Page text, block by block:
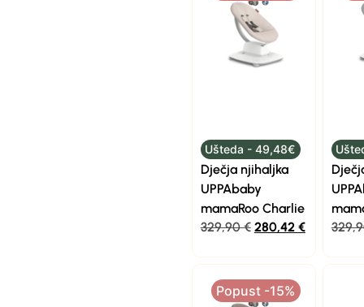
Ušteda - 49,48€
Dječja njihaljka
UPPAbaby
mamaRoo Charlie
329,90€ 280,42 €
Popust -15%